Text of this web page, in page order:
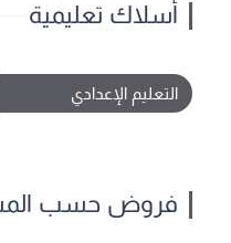
أسلاك تعليمية
التعليم الإعدادي
فروض حسب